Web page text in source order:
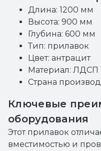
Длина: 1200 мм
Высота: 900 мм
Глубина: 600 мм
Тип: прилавок
Цвет: антрацит
Материал: ЛДСП
Страна
Ключевые
оборудования
Этот прилавок
вместимостью и